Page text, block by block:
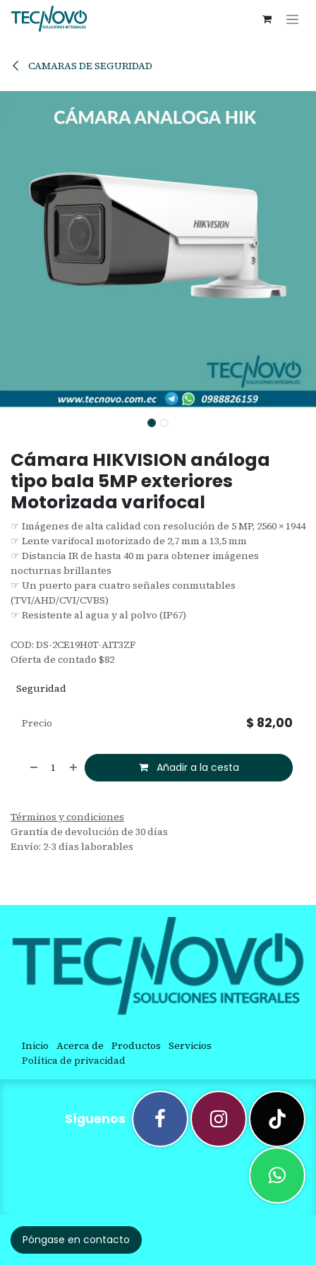
Ir al contenido
CAMARAS DE SEGURIDAD
Cámara HIKVISION análoga
tipo bala 5MP exteriores
Motorizada varifocal
☞ Imágenes de alta calidad con resolución de 5 MP, 2560 × 1944
☞ Lente varifocal motorizado de 2,7 mm a 13,5 mm
☞ Distancia IR de hasta 40 m para obtener imágenes
nocturnas brillantes
☞ Un puerto para cuatro señales conmutables
(TVI/AHD/CVI/CVBS)
☞ Resistente al agua y al polvo (IP67)
COD: DS-2CE19H0T-AIT3ZF
Oferta de contado $82
Seguridad
Añadir a la cesta
Precio $ 82,00
Términos y condiciones
Grantía de devolución de 30 días
Envío: 2-3 días laborables
Inicio Acerca de Productos Servicios
Política de privacidad
Síguenos
Póngase en contacto